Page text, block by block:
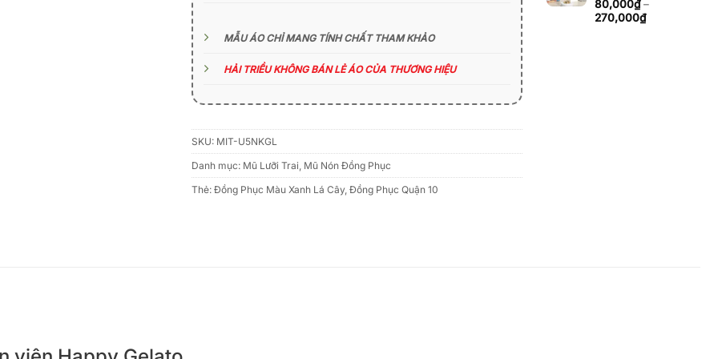
MẪU ÁO CHỈ MANG TÍNH CHẤT THAM KHẢO
HẢI TRIỀU KHÔNG BÁN LẺ ÁO CỦA THƯƠNG HIỆU
SKU: MIT-U5NKGL
Danh mục: Mũ Lưỡi Trai Mũ Nón Đồng Phục
Thẻ: Đồng Phục Màu Xanh Lá Cây, Đồng Phục Quận 10
270,000₫
80,000₫ –
270,000₫Khoảng